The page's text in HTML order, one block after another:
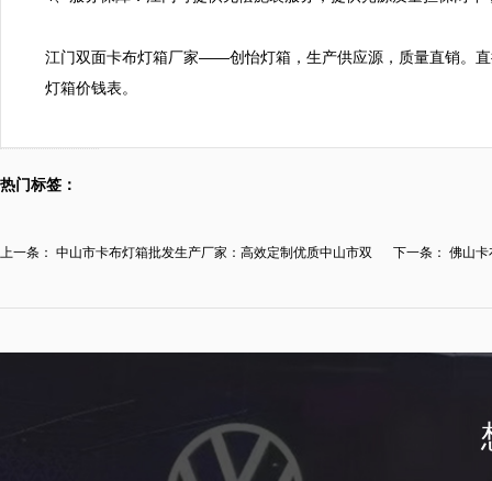
江门双面卡布灯箱厂家——创怡灯箱，生产供应源，质量直销。
灯箱价钱表。
热门标签：
上一条： 中山市卡布灯箱批发生产厂家：高效定制优质中山市双
下一条： 佛山卡